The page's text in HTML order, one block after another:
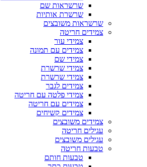
שרשראות שם
שרשרת אותיות
שרשראות משובצים
צמידים חריטה
צמידי עור
צמידים עם תמונה
צמידי שם
צמידי שרשרת
צמידי שרשרת
צמידים לגבר
צמידי פלטה עם חריטה
צמידים עם חריטה
צמידים קשיחים
צמידים משובצים
עגילים חריטה
עגילים משובצים
טבעות חריטה
טבעות חותם